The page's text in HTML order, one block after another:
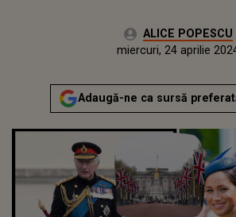
Autor:ALICE POPESCU
Actualizat:
miercuri, 24 aprilie
Adaugă-ne ca sursă